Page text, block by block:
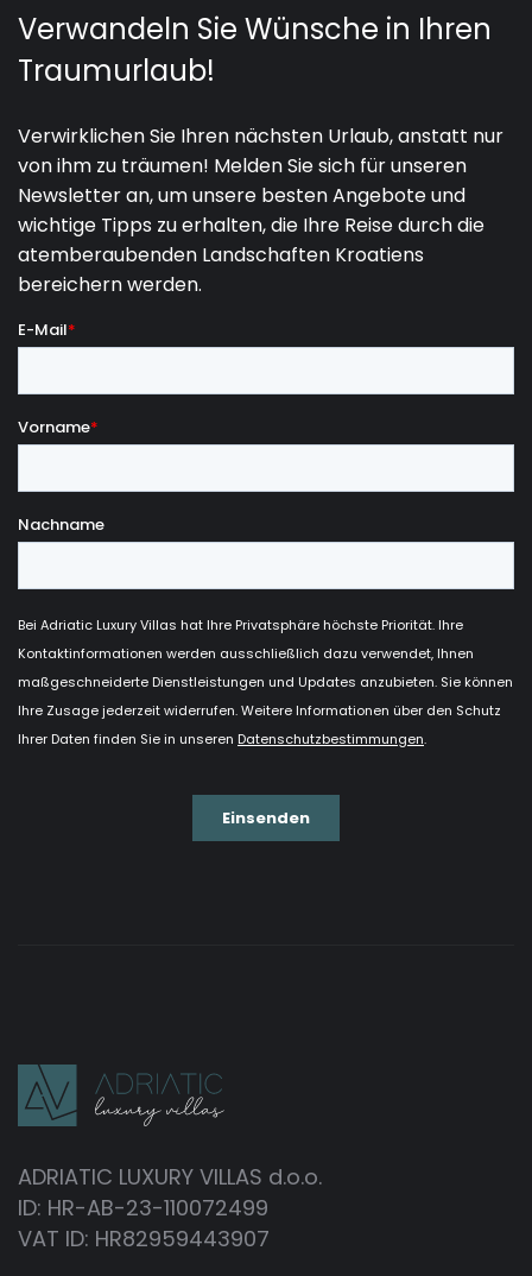
ADRIATIC LUXURY VILLAS d.o.o.
ID: HR-AB-23-110072499
VAT ID: HR82959443907